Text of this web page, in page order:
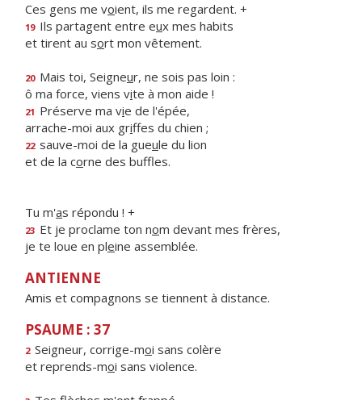
Ces gens me voient, ils me regardent. +
19 Ils partagent entre eux mes habits
et tirent au sort mon vêtement.
20 Mais toi, Seigneur, ne sois pas loin :
ô ma force, viens vite à mon aide !
21 Préserve ma vie de l'épée,
arrache-moi aux griffes du chien ;
22 sauve-moi de la gueule du lion
et de la corne des buffles.
Tu m'as répondu ! +
23 Et je proclame ton nom devant mes frères,
je te loue en pleine assemblée.
ANTIENNE
Amis et compagnons se tiennent à distance.
PSAUME : 37
2 Seigneur, corrige-moi sans colère
et reprends-moi sans violence.